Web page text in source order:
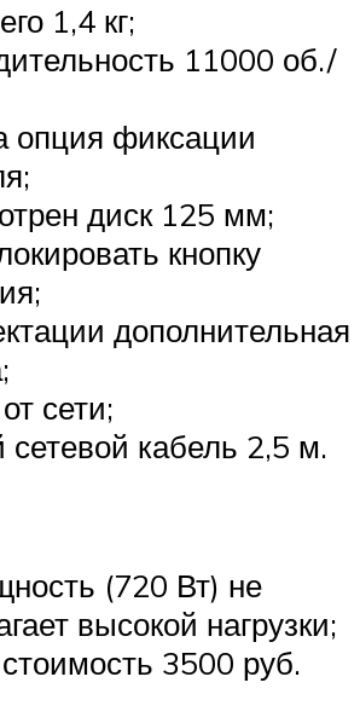
1,4 кг;
11000 об./
опция фиксации
диск 125 мм;
кнопку
дополнительная
сети;
кабель 2,5 м.
(720 Вт) не
высокой нагрузки;
3500 руб.